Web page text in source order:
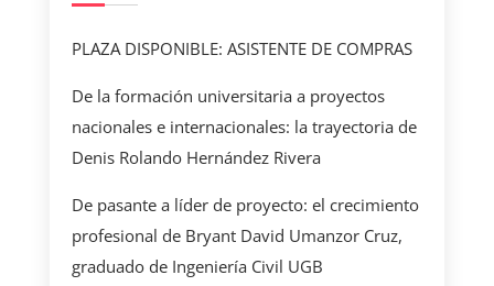
PLAZA DISPONIBLE: ASISTENTE DE COMPRAS
De la formación universitaria a proyectos
nacionales e internacionales: la trayectoria de
Denis Rolando Hernández Rivera
De pasante a líder de proyecto: el crecimiento
profesional de Bryant David Umanzor Cruz,
graduado de Ingeniería Civil UGB